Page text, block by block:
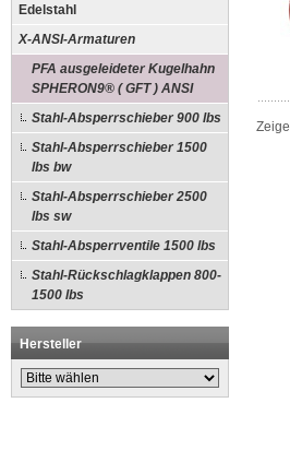
Edelstahl
X-ANSI-Armaturen
PFA ausgeleideter Kugelhahn
SPHERON9® ( GFT ) ANSI
Stahl-Absperrschieber 900 lbs
Stahl-Absperrschieber 1500
lbs bw
Stahl-Absperrschieber 2500
lbs sw
Stahl-Absperrventile 1500 lbs
Stahl-Rückschlagklappen 800-
1500 lbs
Hersteller
Zeige